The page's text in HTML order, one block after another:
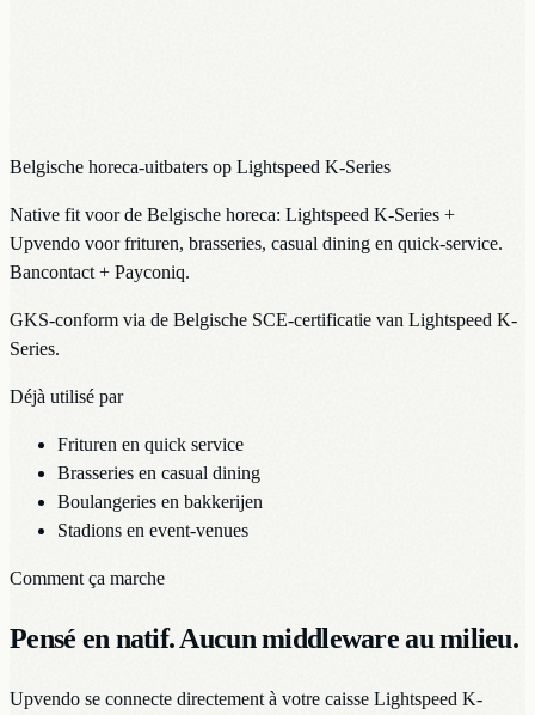
Belgische horeca-uitbaters op Lightspeed K-Series
Native fit voor de Belgische horeca: Lightspeed K-Series +
Upvendo voor frituren, brasseries, casual dining en quick-service.
Bancontact + Payconiq.
GKS-conform via de Belgische SCE-certificatie van Lightspeed K-
Series.
Déjà utilisé par
Frituren en quick service
Brasseries en casual dining
Boulangeries en bakkerijen
Stadions en event-venues
Comment ça marche
Pensé en natif. Aucun middleware au milieu.
Upvendo se connecte directement à votre caisse Lightspeed K-